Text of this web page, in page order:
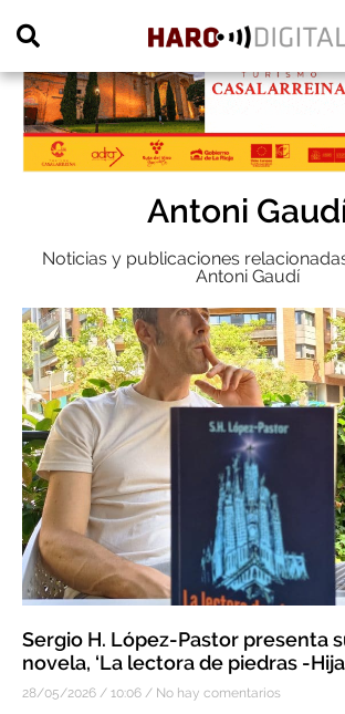
Antoni
Noticias y publicaciones
Antoni Gaudí
Sergio H. López-Pastor presenta
novela, ‘La lectora de piedras -
28/05/2026 10:06 No hay comentarios